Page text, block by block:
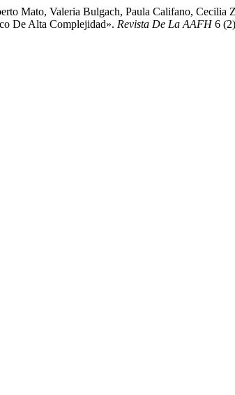
Mato, Valeria Bulgach, Paula Califano, Cecilia
De Alta Complejidad». Revista De La AAFH6